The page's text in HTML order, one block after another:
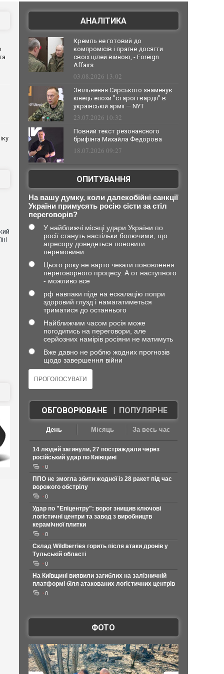
АНАЛІТИКА
Кремль не готовий до
компромісів і прагне досягти
своїх цілей війною, - Foreign
Affairs
03.08.2026 13:02
Звільнення Сирського знаменує
кінець епохи "старої гвардії" в
українській армії — NYT
23.07.2026 10:32
Повний текст резонансного
брифінга Михайла Федорова
18.07.2026 09:27
ОПИТУВАННЯ
На вашу думку, коли далекобійні санкції
України примусять росію сісти за стіл
переговорів?
У найближчі місяці удари України по
росії стануть настільки болючими, що
агресору доведеться поновити
перемовини
Цього року не варто чекати поновлення
переговорного процесу. А от наступного
- можливо все
рф навпаки піде на ескалацію попри
здоровий глузд і намагатиметься
триматися до останнього
Найближчим часом росія може
погодитись на переговори, але
серйозних намірів росіяни не матимуть
Вже давно не роблю жодних прогнозів
щодо завершення війни
ОБГОВОРЮВАНЕ| ПОПУЛЯРНЕ
День Місяць За весь час
14 людей загинули, 27 постраждали через
російський удар по Київщині
0
ППО не змогла збити жодної із 28 ракет під час
ворожого обстрілу
0
Удар по "Епіцентру": ворог знищив ключові
логістичні центри та завод з виробництв
керамічної плитки
0
Склад Wildberries горить після атаки дронів у
Тульській області
0
На Київщині виявили загиблих на залізничній
платформі біля атакованих логістичних центрів
0
ФОТО